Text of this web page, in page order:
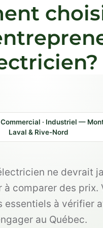
Commercial · Industriel —
Laval & Rive-Nord
ne devrait
à comparer des prix.
essentiels à vérifier
au Québec.